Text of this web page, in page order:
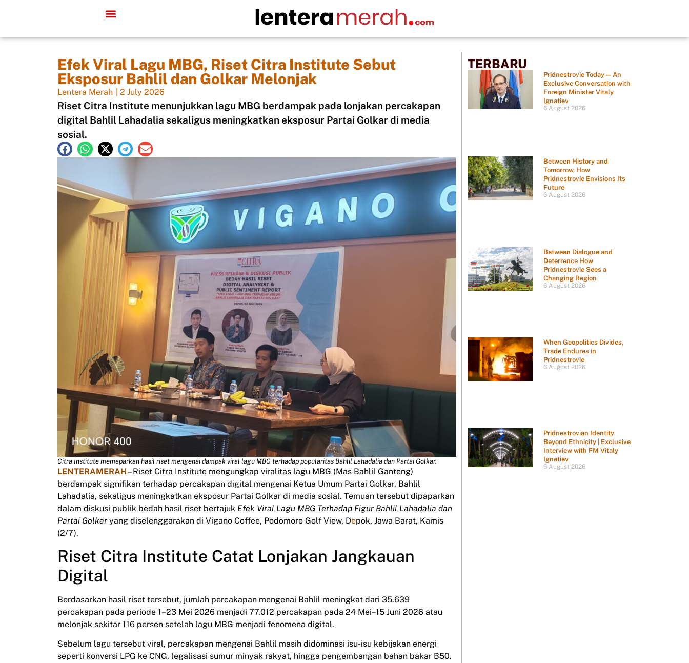
Efek Viral Lagu MBG, Riset Citra Institute Sebut
Eksposur Bahlil dan Golkar Melonjak
Lentera Merah 2 July 2026
Riset Citra Institute menunjukkan lagu MBG berdampak pada lonjakan percakapan
digital Bahlil Lahadalia sekaligus meningkatkan eksposur Partai Golkar di media
sosial.
Citra Institute memaparkan hasil riset mengenai dampak viral lagu MBG terhadap popularitas Bahlil Lahadalia dan Partai Golkar.
LENTERAMERAH – Riset Citra Institute mengungkap viralitas lagu MBG (Mas Bahlil Ganteng)
berdampak signifikan terhadap percakapan digital mengenai Ketua Umum Partai Golkar, Bahlil
Lahadalia, sekaligus meningkatkan eksposur Partai Golkar di media sosial. Temuan tersebut dipaparkan
dalam diskusi publik bedah hasil riset bertajuk Efek Viral Lagu MBG Terhadap Figur Bahlil Lahadalia dan
Partai Golkar yang diselenggarakan di Vigano Coffee, Podomoro Golf View, Depok, Jawa Barat, Kamis
(2/7).
Riset Citra Institute Catat Lonjakan Jangkauan
Digital
Berdasarkan hasil riset tersebut, jumlah percakapan mengenai Bahlil meningkat dari 35.639
percakapan pada periode 1–23 Mei 2026 menjadi 77.012 percakapan pada 24 Mei–15 Juni 2026 atau
melonjak sekitar 116 persen setelah lagu MBG menjadi fenomena digital.
Sebelum lagu tersebut viral, percakapan mengenai Bahlil masih didominasi isu-isu kebijakan energi
seperti konversi LPG ke CNG, legalisasi sumur minyak rakyat, hingga pengembangan bahan bakar B50.
TERBARU
Pridnestrovie Today — An
Exclusive Conversation with
Foreign Minister Vitaly
Ignatiev
6 August 2026
Between History and
Tomorrow, How
Pridnestrovie Envisions Its
Future
6 August 2026
Between Dialogue and
Deterrence How
Pridnestrovie Sees a
Changing Region
6 August 2026
When Geopolitics Divides,
Trade Endures in
Pridnestrovie
6 August 2026
Pridnestrovian Identity
Beyond Ethnicity | Exclusive
Interview with FM Vitaly
Ignatiev
6 August 2026